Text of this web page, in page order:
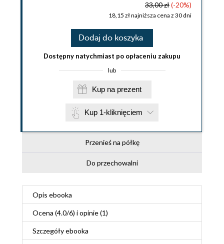
33,00 zł(-20%)
18,15 zł najniższa cena z 30 dni
Dodaj do koszyka
Dostępny natychmiast po opłaceniu zakupu
lub
Kup na prezent
Kup 1-kliknięciem
Przenieś na półkę
Do przechowalni
Opis ebooka
Ocena (4.0/6) i opinie (1)
Szczegółyebooka